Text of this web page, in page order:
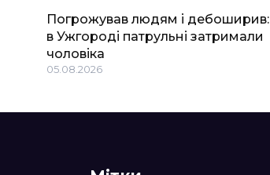
Погрожував людям і дебоширив:
в Ужгороді патрульні затримали
чоловіка
05.08.2026